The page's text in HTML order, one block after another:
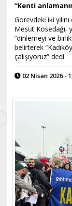
“Kenti
Görevdeki iki
Mesut Kösedağı,
“dinlemeyi ve
belirterek
çalışıyoruz” dedi
02 Nisan 2026 -